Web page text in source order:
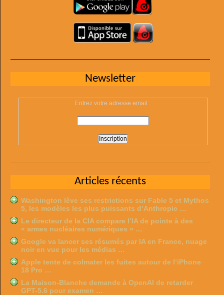
Newsletter
Entrez votre adresse email :
Articles récents
Washington lève ses restrictions sur Fable 5 et Mythos
5, les modèles les plus puissants d’Anthropic …
Le directeur de la CIA compare l’IA de pointe à des
« armes nucléaires numériques » …
Google va lancer ses résumés par IA en France, nuage
noir en vue pour les médias …
Apple tente de colmater les fuites autour de l’iPhone
18 Pro …
La Maison-Blanche demande à OpenAI de retarder
GPT-5.6 pour examen …